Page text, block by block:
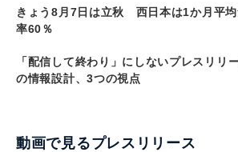
きょう8月7日は立秋 西日本は1か月平
率60％
「配信して終わり」にしないプレスリリ
の情報設計、3つの視点
動画で見るプレスリリース